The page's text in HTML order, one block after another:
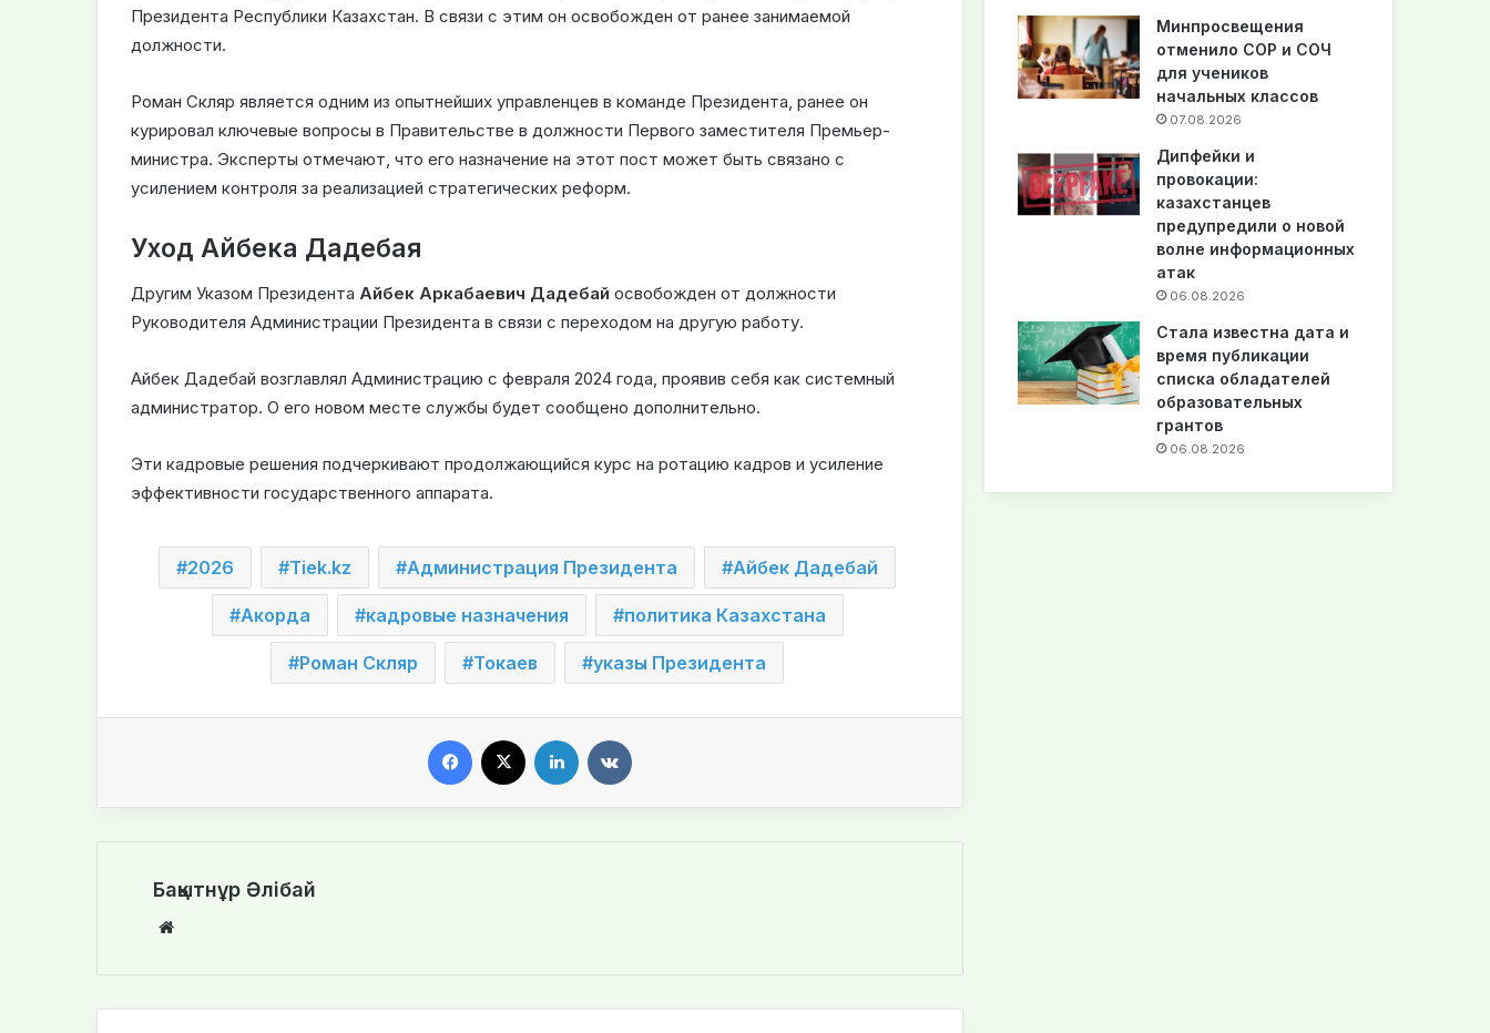
Президента Республики Казахстан. В связи с этим он освобожден от ранее занимаемой
должности.
Роман Скляр является одним из опытнейших управленцев в команде Президента, ранее он
курировал ключевые вопросы в Правительстве в должности Первого заместителя Премьер-
министра. Эксперты отмечают, что его назначение на этот пост может быть связано с
усилением контроля за реализацией стратегических реформ.
Уход Айбека Дадебая
Другим Указом Президента Айбек Аркабаевич Дадебай освобожден от должности
Руководителя Администрации Президента в связи с переходом на другую работу.
Айбек Дадебай возглавлял Администрацию с февраля 2024 года, проявив себя как системный
администратор. О его новом месте службы будет сообщено дополнительно.
Эти кадровые решения подчеркивают продолжающийся курс на ротацию кадров и усиление
эффективности государственного аппарата.
2026 Tiek.kz Администрация Президента Айбек Дадебай
Акорда кадровые назначения политика Казахстана
Роман Скляр Токаев указы Президента
Бақытнұр Әлібай
te
Минпросвещения
отменило СОР и СОЧ
для учеников
начальных классов
07.08.2026
Дипфейки и
провокации:
казахстанцев
предупредили о новой
волне информационных
атак
06.08.2026
Стала известна дата и
время публикации
списка обладателей
образовательных
грантов
06.08.2026